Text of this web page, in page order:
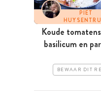
PIET
Koude
basilicum en
BEWAAR DIT